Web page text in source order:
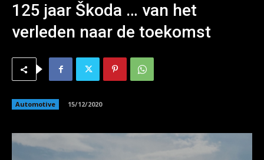
125 jaar Škoda … van het
verleden naar de toekomst
Automotive 15/12/2020